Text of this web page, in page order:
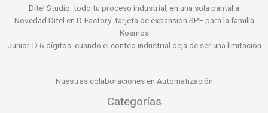
Ditel Studio: todo tu proceso industrial, en una sola pantalla
Novedad Ditel en D-Factory: tarjeta de expansión SPE para la familia
Kosmos
Junior-D 6 dígitos: cuando el conteo industrial deja de ser una limitación
Nuestras colaboraciones en Automatización
Categorías